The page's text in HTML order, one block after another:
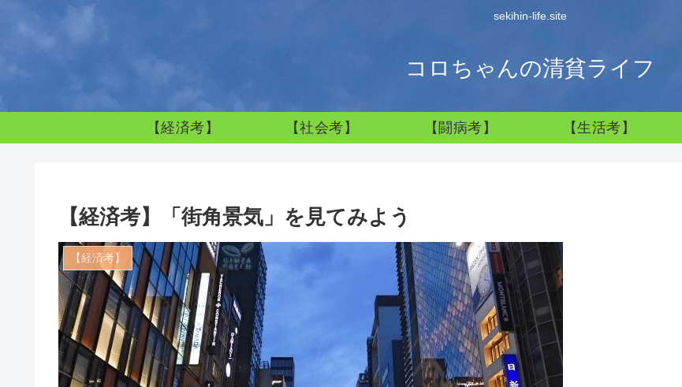
sekihin-life.site
コロちゃんの清貧ライフ
【経済考】 【社会考】 【闘病考】 【生活考】
【経済考】「街角景気」を見てみよう
【経済考】